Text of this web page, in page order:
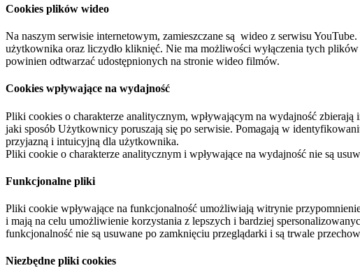
Cookies plików wideo
Na naszym serwisie internetowym, zamieszczane są wideo z serwisu
użytkownika oraz liczydło kliknięć. Nie ma możliwości wyłączenia tych
powinien odtwarzać udostępnionych na stronie wideo filmów.
Cookies wpływające na wydajność
Pliki cookies o charakterze analitycznym, wpływającym na wydajność
jaki sposób Użytkownicy poruszają się po serwisie. Pomagają w
przyjazną i intuicyjną dla użytkownika.
Pliki cookie o charakterze analitycznym i wpływające na wydajność nie są
Funkcjonalne pliki
Pliki cookie wpływające na funkcjonalność umożliwiają witrynie
i mają na celu umożliwienie korzystania z lepszych i bardziej
funkcjonalność nie są usuwane po zamknięciu przeglądarki i są trwale
Niezbędne pliki cookies